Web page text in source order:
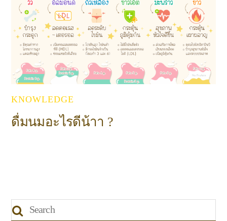
KNOWLEDGE
ดื่มนมอะไรดีน้าา ?